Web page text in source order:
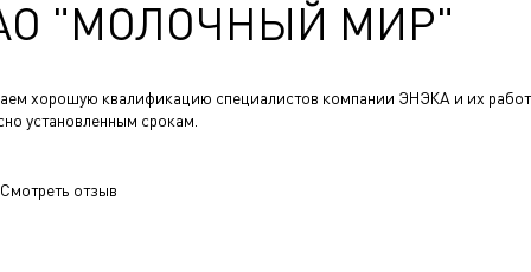
"МОЛОЧНЫЙ МИР"
хорошую квалификацию специалистов компании ЭНЭКА и их
установленным срокам.
Смотреть отзыв